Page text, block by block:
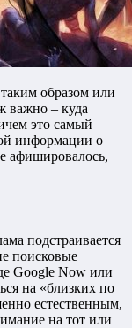
образом или
важно – куда
это самый
информации о
афишировалось,
подстраивается
поисковые
Google Now или
на «близких по
естественным,
на тот или